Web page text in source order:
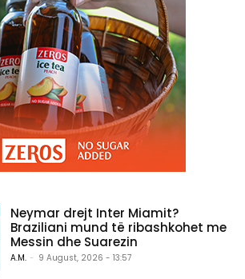
Neymar drejt Inter Miamit?
Braziliani mund të ribashkohet me
Messin dhe Suarezin
A.M. - 9 August, 2026 - 13:57